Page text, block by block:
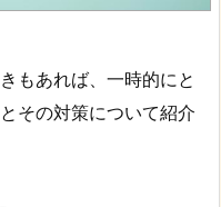
もあれば、一時的にと
その対策について紹介